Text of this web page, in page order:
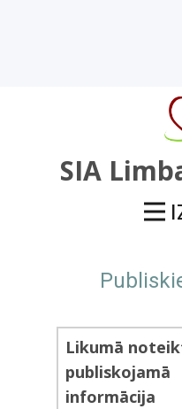
SIA
Likumā
publiskojamā
informācija